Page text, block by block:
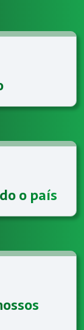
o país